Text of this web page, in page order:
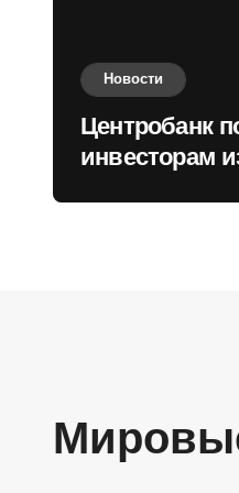
Новости
Центробанк
инвесторам